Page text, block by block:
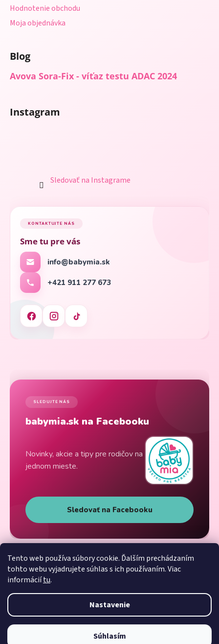
Tento web používa súbory cookie. Ďalším prechádzaním
tohto webu vyjadrujete súhlas s ich používaním. Viac
informáciítu.
Nastavenie
Súhlasím
Hodnotenie obchodu
Moja objednávka
Blog
Avova Sora-Fix - víťaz testu ADAC 2024
Instagram
Sledovať na Instagrame
KONTAKTUJTE NÁS
Sme tu pre vás
info@babymia.sk
+421 911 277 673
SLEDUJTE NÁS
babymia.sk na Facebooku
Novinky, akcie a tipy pre rodičov na
jednom mieste.
Sledovať na Facebooku
Vytvoril Shoptet